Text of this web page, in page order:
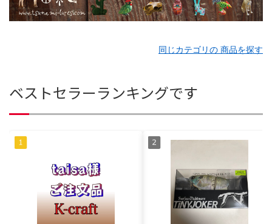
同じカテゴリの 商品を探す
ベストセラーランキングです